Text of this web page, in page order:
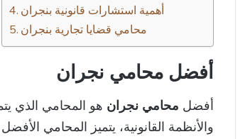
أهمية استشارات قانونية بنجران
محامي قضايا تجارية بنجران
أفضل محامي نجران
أفضل محامي نجران هو المحامي الذي
والأنظمة القانونية، يتميز المحامي